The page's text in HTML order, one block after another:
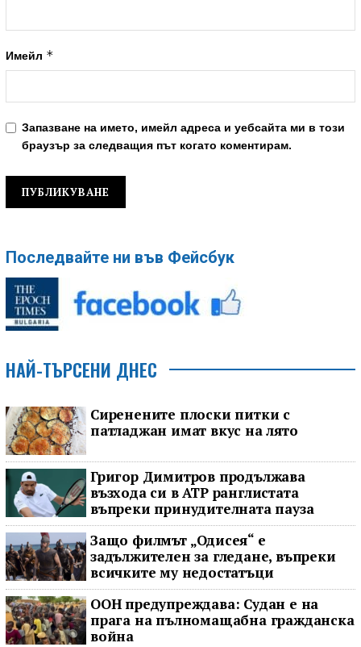
Имейл *
Запазване на името, имейл адреса и уебсайта ми в този
браузър за следващия път когато коментирам.
Последвайте ни във Фейсбук
НАЙ-ТЪРСЕНИ ДНЕС
Сиренените плоски питки с
патладжан имат вкус на лято
Григор Димитров продължава
възхода си в ATP ранглистата
въпреки принудителната пауза
Защо филмът „Одисея“ е
задължителен за гледане, въпреки
всичките му недостатъци
ООН предупреждава: Судан е на
прага на пълномащабна гражданска
война